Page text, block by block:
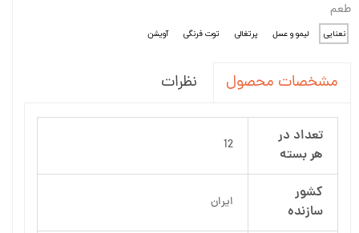
طعم
نعنایی لیمو و عسل پرتغالی توت فرنگی آویشن
مشخصات محصول نظرات
تعداد در
هر بسته
12
کشور
سازنده
ایران